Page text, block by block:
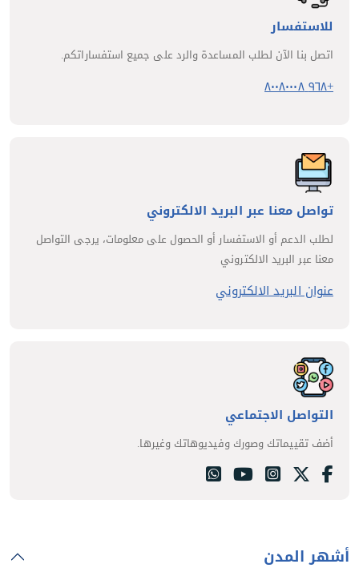
للاستفسار
اتصل بنا الآن لطلب المساعدة والرد على جميع استفساراتكم.
+٩٦٨ ٨٠٠٨٠٠٠٨
تواصل معنا عبر البريد الالكتروني
لطلب الدعم أو الاستفسار أو الحصول على معلومات، يرجى التواصل
معنا عبر البريد الالكتروني
عنوان البريد الالكتروني
التواصل الاجتماعي
أضف تقييماتك وصورك وفيديوهاتك وغيرها.
أشهر المدن